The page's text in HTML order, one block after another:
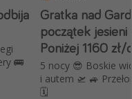
🚌
Gratka nad Gardą
początek
Poniżej 1160
5 nocy 😎 Boskie
i autem 🛫 🚙
🗓️